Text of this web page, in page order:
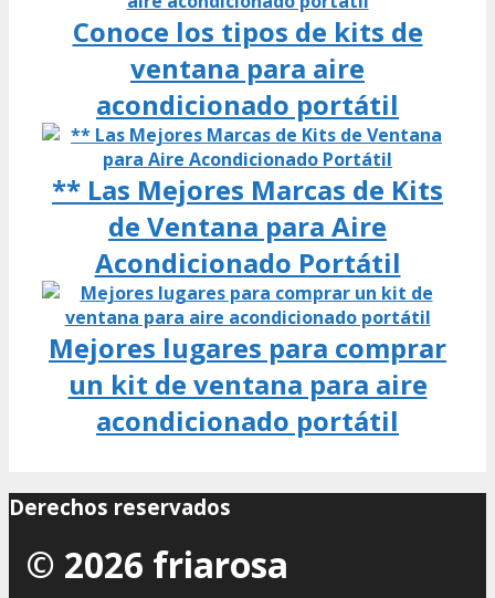
Conoce los tipos de kits de
ventana para aire
acondicionado portátil
** Las Mejores Marcas de Kits
de Ventana para Aire
Acondicionado Portátil
Mejores lugares para comprar
un kit de ventana para aire
acondicionado portátil
Derechos reservados
© 2026 friarosa